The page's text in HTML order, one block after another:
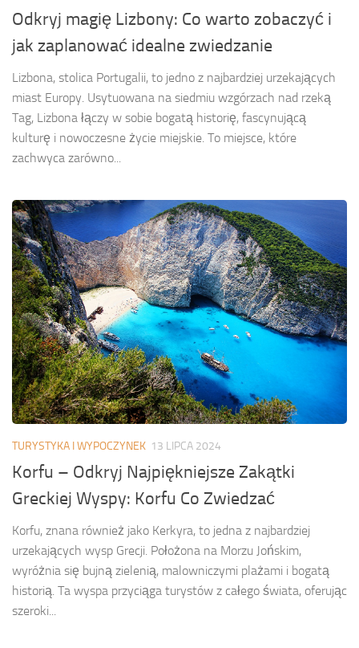
Odkryj magię Lizbony: Co warto zobaczyć i
jak zaplanować idealne zwiedzanie
Lizbona, stolica Portugalii, to jedno z najbardziej urzekających
miast Europy. Usytuowana na siedmiu wzgórzach nad rzeką
Tag, Lizbona łączy w sobie bogatą historię, fascynującą
kulturę i nowoczesne życie miejskie. To miejsce, które
zachwyca zarówno...
TURYSTYKA I WYPOCZYNEK 13 LIPCA 2024
Korfu – Odkryj Najpiękniejsze Zakątki
Greckiej Wyspy: Korfu Co Zwiedzać
Korfu, znana również jako Kerkyra, to jedna z najbardziej
urzekających wysp Grecji. Położona na Morzu Jońskim,
wyróżnia się bujną zielenią, malowniczymi plażami i bogatą
historią. Ta wyspa przyciąga turystów z całego świata, oferując
szeroki...